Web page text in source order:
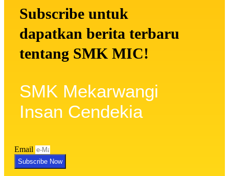
Subscribe untuk
dapatkan berita terbaru
tentang SMK MIC!
SMK Mekarwangi
Insan Cendekia
Email
Subscribe Now